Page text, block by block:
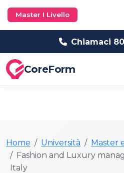
Chiamaci
CoreForm
Home Università
Master
Fashion and Luxury
Italy
Master I Livello